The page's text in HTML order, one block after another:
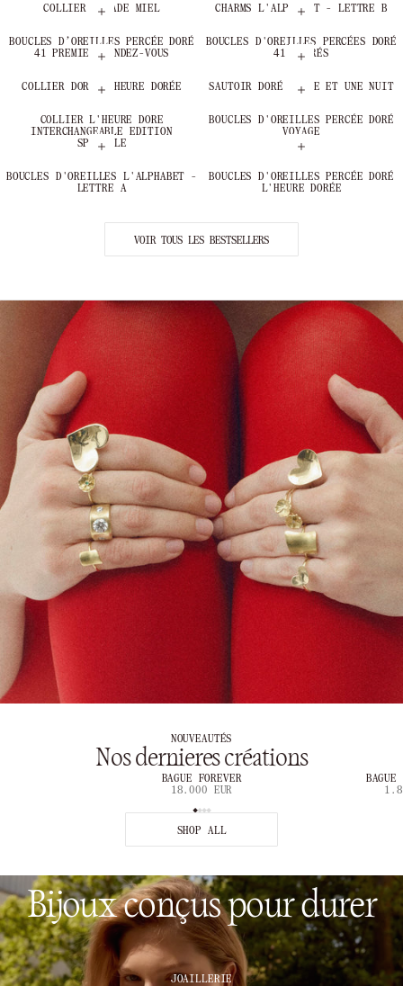
COLLIER BALADE MIEL CHARMS L'ALPHABET - LETTRE B
BOUCLES D’OREILLES PERCÉE DORÉ
41 PREMIER RENDEZ-VOUS
BOUCLES D'OREILLES PERCÉES DORÉ
41 DEGRÉS
COLLIER DORÉ L'HEURE DORÉE SAUTOIR DORÉ MILLE ET UNE NUIT
COLLIER L'HEURE DORE
INTERCHANGEABLE EDITION
SPÉCIALE
BOUCLES D'OREILLES PERCÉE DORÉ
VOYAGE
BOUCLES D'OREILLES L'ALPHABET -
LETTRE A
BOUCLES D'OREILLES PERCÉE DORÉ
L'HEURE DORÉE
VOIR TOUS LES BESTSELLERS
NOUVEAUTÉS
Nos dernieres créations
BAGUE FOREVER
18.000 EUR
BAGUE
SHOP ALL
Bijoux conçus pour durer
JOAILLERIE